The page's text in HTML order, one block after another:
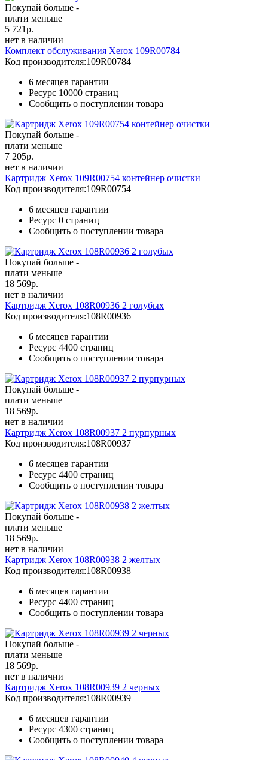
Покупай больше -
плати меньше
5 721р.
нет в наличии
Комплект обслуживания Xerox 109R00784
Код производителя:109R00784
6 месяцев гарантии
Ресурс 10000 страниц
Сообщить о поступлении товара
Покупай больше -
плати меньше
7 205р.
нет в наличии
Картридж Xerox 109R00754 контейнер очистки
Код производителя:109R00754
6 месяцев гарантии
Ресурс 0 страниц
Сообщить о поступлении товара
Покупай больше -
плати меньше
18 569р.
нет в наличии
Картридж Xerox 108R00936 2 голубых
Код производителя:108R00936
6 месяцев гарантии
Ресурс 4400 страниц
Сообщить о поступлении товара
Покупай больше -
плати меньше
18 569р.
нет в наличии
Картридж Xerox 108R00937 2 пурпурных
Код производителя:108R00937
6 месяцев гарантии
Ресурс 4400 страниц
Сообщить о поступлении товара
Покупай больше -
плати меньше
18 569р.
нет в наличии
Картридж Xerox 108R00938 2 желтых
Код производителя:108R00938
6 месяцев гарантии
Ресурс 4400 страниц
Сообщить о поступлении товара
Покупай больше -
плати меньше
18 569р.
нет в наличии
Картридж Xerox 108R00939 2 черных
Код производителя:108R00939
6 месяцев гарантии
Ресурс 4300 страниц
Сообщить о поступлении товара